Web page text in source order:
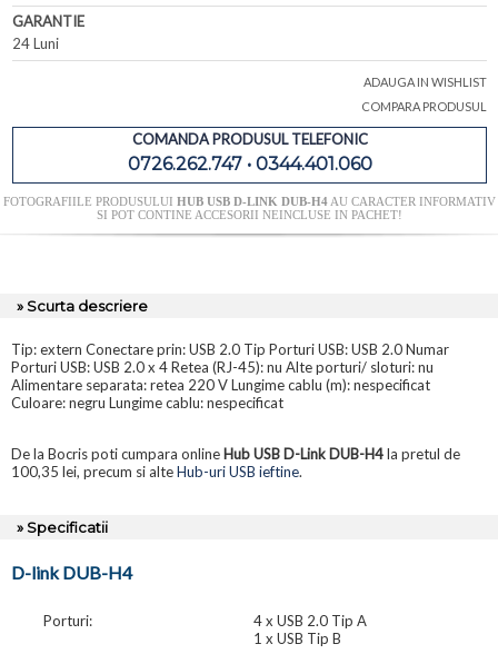
GARANTIE
24 Luni
ADAUGA IN WISHLIST
COMPARA PRODUSUL
COMANDA PRODUSUL TELEFONIC
0726.262.747 • 0344.401.060
FOTOGRAFIILE PRODUSULUI HUB USB D-LINK DUB-H4AU CARACTER INFORMATIV
SI POT CONTINE ACCESORII NEINCLUSE IN PACHET!
» Scurta descriere
Tip: extern Conectare prin: USB 2.0 Tip Porturi USB: USB 2.0 Numar
Porturi USB: USB 2.0 x 4 Retea (RJ-45): nu Alte porturi/ sloturi: nu
Alimentare separata: retea 220 V Lungime cablu (m): nespecificat
Culoare: negru Lungime cablu: nespecificat
De la Bocris poti cumpara online Hub USB D-Link DUB-H4la pretul de
100,35 lei, precum si alteHub-uri USB ieftine.
» Specificatii
D-link DUB-H4
Porturi:
4 x USB 2.0 Tip A
1 x USB Tip B